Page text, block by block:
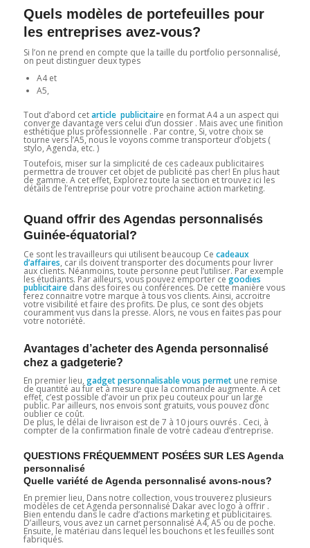
Quels modèles de portefeuilles pour
les entreprises avez-vous?
Si l’on ne prend en compte que la taille du portfolio personnalisé,
on peut distinguer deux types
A4 et
A5,
Tout d’abord cetarticle publicitaire en format A4 a un aspect qui
converge davantage vers celui d’un dossier . Mais avec une finition
esthétique plus professionnelle . Par contre, Si, votre choix se
tourne vers l’A5, nous le voyons comme transporteur d’objets (
stylo, Agenda, etc. )
Toutefois, miser sur la simplicité de ces cadeaux publicitaires
permettra de trouver cet objet de publicité pas cher! En plus haut
de gamme. A cet effet, Explorez toute la section et trouvez ici les
détails de l’entreprise pour votre prochaine action marketing.
Quand offrir des Agendas personnalisés
Guinée-équatorial?
Ce sont les travailleurs qui utilisent beaucoup Ce cadeaux
d’affaires, car ils doivent transporter des documents pour livrer
aux clients. Néanmoins, toute personne peut l’utiliser. Par exemple
les étudiants. Par ailleurs, vous pouvez emporter ce goodies
publicitaire dans des foires ou conférences. De cette manière vous
ferez connaitre votre marque à tous vos clients. Ainsi, accroitre
votre visibilité et faire des profits. De plus, ce sont des objets
couramment vus dans la presse. Alors, ne vous en faites pas pour
votre notoriété.
Avantages d’acheter des Agenda personnalisé
chez a gadgeterie?
En premier lieu, gadget personnalisable vous permetune remise
de quantité au fur et à mesure que la commande augmente. A cet
effet, c’est possible d’avoir un prix peu couteux pour un large
public. Par ailleurs, nos envois sont gratuits, vous pouvez donc
oublier ce coût.
De plus, le délai de livraison est de 7 à 10 jours ouvrés . Ceci, à
compter de la confirmation finale de votre cadeau d’entreprise.
QUESTIONS FRÉQUEMMENT POSÉES SUR LES Agenda
personnalisé
Quelle variété de Agenda personnalisé avons-nous?
En premier lieu, Dans notre collection, vous trouverez plusieurs
modèles de cet Agenda personnalisé Dakar avec logo à offrir .
Bien entendu dans le cadre d’actions marketing et publicitaires.
D’ailleurs, vous avez un carnet personnalisé A4, A5 ou de poche.
Ensuite, le matériau dans lequel les bouchons et les feuilles sont
fabriqués.